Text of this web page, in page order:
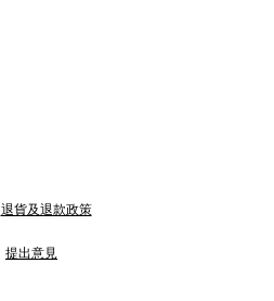
退貨及退款政策
提出意見